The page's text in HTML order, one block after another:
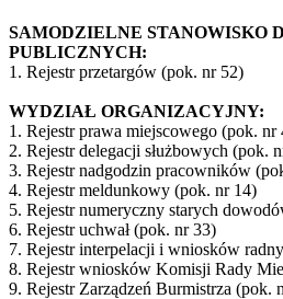
SAMODZIELNE STANOWISKO
PUBLICZNYCH:
1. Rejestr przetargów (pok. nr 52)
WYDZIAŁ ORGANIZACYJNY:
1. Rejestr prawa miejscowego (pok. nr
2. Rejestr delegacji służbowych (pok.
3. Rejestr nadgodzin pracowników
4. Rejestr meldunkowy (pok. nr 14)
5. Rejestr numeryczny starych
6. Rejestr uchwał (pok. nr 33)
7. Rejestr interpelacji i wniosków
8. Rejestr wniosków Komisji Rady
9. Rejestr Zarządzeń Burmistrza (pok.